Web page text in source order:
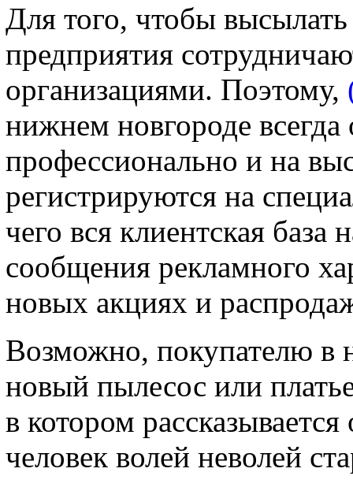
Для того, чтобы
предприятия
организациями. Поэтому,
нижнем новгороде всегда
профессионально и на
регистрируются на
чего вся клиентская база
сообщения рекламного
новых акциях и
Возможно, покупателю в
новый пылесос или
в котором
человек волей неволей